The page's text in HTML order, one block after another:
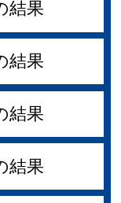
結果
結果
結果
結果